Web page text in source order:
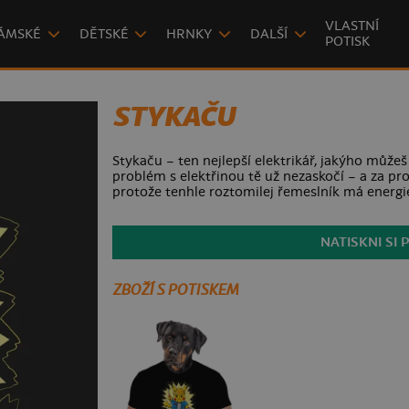
DĚTSKÉ HRNKY DALŠÍ
VLASTNÍ
POTISK
STYKAČU
Stykaču – ten nejlepší elektrikář, jakýho
problém s elektřinou tě už nezaskočí – a za
protože tenhle roztomilej řemeslník má
NATISKNI SI
ZBOŽÍ S POTISKEM